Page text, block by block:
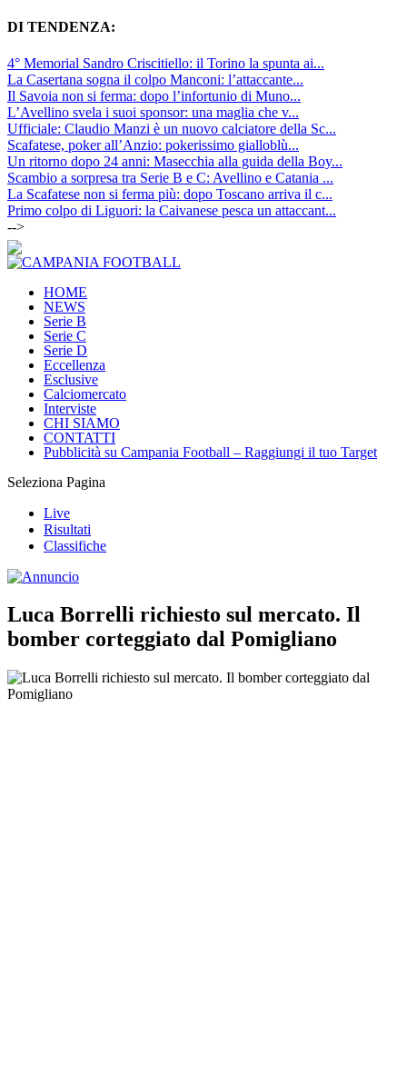
DI TENDENZA:
4° Memorial Sandro Criscitiello: il Torino la spunta ai...
La Casertana sogna il colpo Manconi: l’attaccante...
Il Savoia non si ferma: dopo l’infortunio di Muno...
L’Avellino svela i suoi sponsor: una maglia che v...
Ufficiale: Claudio Manzi è un nuovo calciatore della Sc...
Scafatese, poker all’Anzio: pokerissimo gialloblù...
Un ritorno dopo 24 anni: Masecchia alla guida della Boy...
Scambio a sorpresa tra Serie B e C: Avellino e Catania ...
La Scafatese non si ferma più: dopo Toscano arriva il c...
Primo colpo di Liguori: la Caivanese pesca un attaccant...
-->
HOME
NEWS
Serie B
Serie C
Serie D
Eccellenza
Esclusive
Calciomercato
Interviste
CHI SIAMO
CONTATTI
Pubblicità su Campania Football – Raggiungi il tuo Target
Seleziona Pagina
Live
Risultati
Classifiche
Luca Borrelli richiesto sul mercato. Il
bomber corteggiato dal Pomigliano